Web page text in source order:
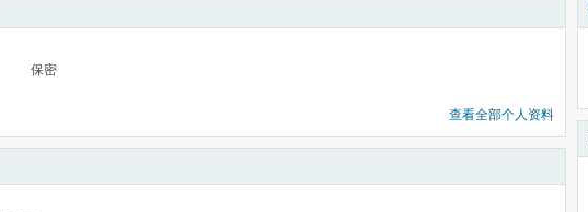
保密
查看全部个人资料